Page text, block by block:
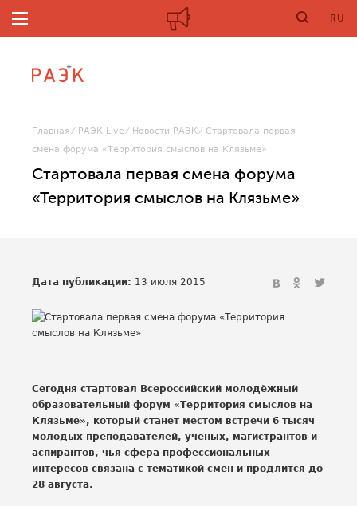
RU
Главная РАЭК Live Новости РАЭК
Стартовала первая
смена форума «Территория смыслов на Клязьме»
Стартовала первая смена форума
«Территория смыслов на Клязьме»
Дата публикации: 13 июля 2015
Сегодня стартовал Всероссийский молодёжный
образовательный форум «Территория смыслов на
Клязьме», который станет местом встречи 6 тысяч
молодых преподавателей, учёных, магистрантов и
аспирантов, чья сфера профессиональных
интересов связана с тематикой смен и продлится до
28 августа.